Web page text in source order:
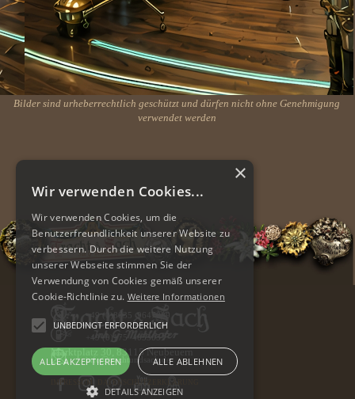
Bilder sind urheberrechtlich geschützt und dürfen nicht ohne Genehmigung
verwendet werden
83115 Neubeuern
+49 (0)8035 9647009
+49 (0)175 4053051
info@trachtundsach.de
IMPRESSUM DATENSCHUTZERKLÄRUNG
×
Wir verwenden Cookies...
Wir verwenden Cookies, um die
Benutzerfreundlichkeit unserer Website zu
verbessern. Durch die weitere Nutzung
unserer Webseite stimmen Sie der
Verwendung von Cookies gemäß unserer
Cookie-Richtlinie zu. Weitere Informationen
UNBEDINGT ERFORDERLICH
ALLE AKZEPTIEREN ALLE ABLEHNEN
DETAILS ANZEIGEN